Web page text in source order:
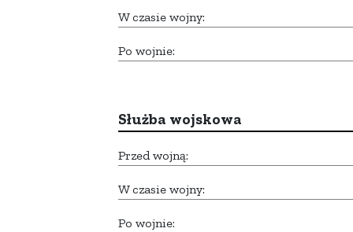
W czasie wojny:
Po wojnie:
Służba wojskowa
Przed wojną:
W czasie wojny:
Po wojnie: